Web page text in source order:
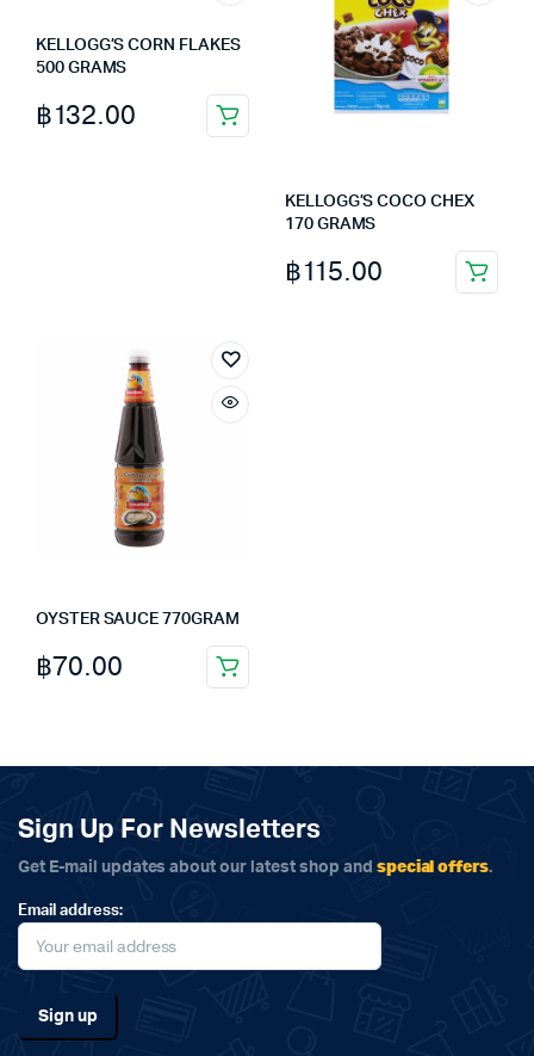
KELLOGG’S CORN FLAKES
500 GRAMS
฿132.00
KELLOGG’S COCO CHEX
170 GRAMS
฿115.00
OYSTER SAUCE 770GRAM
฿70.00
Sign Up For Newsletters
Get E-mail updates about our latest shop and special offers.
Email address: